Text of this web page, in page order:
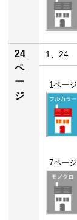
24
ペ
ー
ジ
1、24
1ページ
7ページ